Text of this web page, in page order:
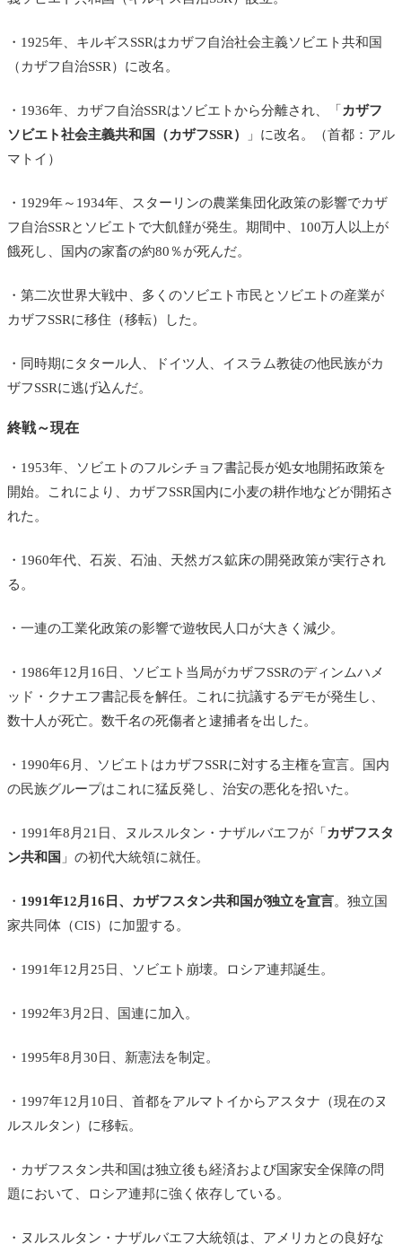
・1925年、キルギスSSRはカザフ自治社会主義ソビエト共和国
（カザフ自治SSR）に改名。
・1936年、カザフ自治SSRはソビエトから分離され、「 カザフ
ソビエト社会主義共和国（カザフSSR）
」に改名。（首都：アル
マトイ）
・1929年～1934年、スターリンの農業集団化政策の影響でカザ
フ自治SSRとソビエトで大飢饉が発生。期間中、100万人以上が
餓死し、国内の家畜の約80％が死んだ。
・第二次世界大戦中、多くのソビエト市民とソビエトの産業が
カザフSSRに移住（移転）した。
・同時期にタタール人、ドイツ人、イスラム教徒の他民族がカ
ザフSSRに逃げ込んだ。
終戦～現在
・1953年、ソビエトのフルシチョフ書記長が処女地開拓政策を
開始。これにより、カザフSSR国内に小麦の耕作地などが開拓さ
れた。
・1960年代、石炭、石油、天然ガス鉱床の開発政策が実行され
る。
・一連の工業化政策の影響で遊牧民人口が大きく減少。
・1986年12月16日、ソビエト当局がカザフSSRのディンムハメ
ッド・クナエフ書記長を解任。これに抗議するデモが発生し、
数十人が死亡。数千名の死傷者と逮捕者を出した。
・1990年6月、ソビエトはカザフSSRに対する主権を宣言。国内
の民族グループはこれに猛反発し、治安の悪化を招いた。
・1991年8月21日、ヌルスルタン・ナザルバエフが「 カザフスタ
ン共和国 」の初代大統領に就任。
・ 1991年12月16日、カザフスタン共和国が独立を宣言。独立国
家共同体（CIS）に加盟する。
・1991年12月25日、ソビエト崩壊。ロシア連邦誕生。
・1992年3月2日、国連に加入。
・1995年8月30日、新憲法を制定。
・1997年12月10日、首都をアルマトイからアスタナ（現在のヌ
ルスルタン）に移転。
・カザフスタン共和国は独立後も経済および国家安全保障の問
題において、ロシア連邦に強く依存している。
・ヌルスルタン・ナザルバエフ大統領は、アメリカとの良好な